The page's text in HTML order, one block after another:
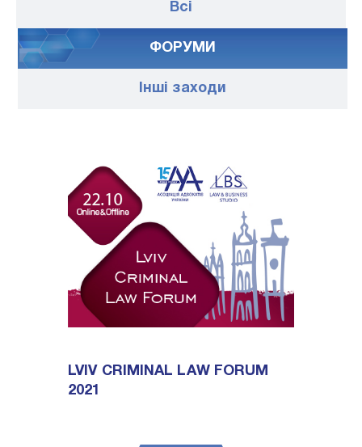
Всі
ФОРУМИ
Iншi заходи
LVIV CRIMINAL LAW FORUM
2021